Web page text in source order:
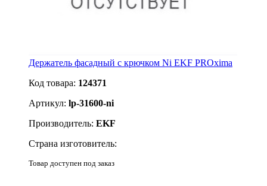
Держатель фасадный с крючком Ni EKF PROxima
Код товара: 124371
Артикул: lp-31600-ni
Производитель: EKF
Страна изготовитель:
Товар доступен под заказ